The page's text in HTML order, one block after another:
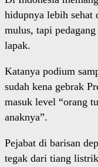
hidupnya lebih
mulus, tapi
lapak.
Katanya podium
sudah kena gebrak
masuk level “orang
anaknya”.
Pejabat di barisan
tegak dari tiang